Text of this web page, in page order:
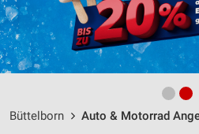
Büttelborn Auto & Motorrad